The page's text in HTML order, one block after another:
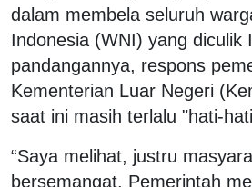
dalam membela seluruh
Indonesia (WNI) yang diculik
pandangannya, respons
Kementerian Luar Negeri
saat ini masih terlalu "hati-
“Saya melihat, justru
bersemangat. Pemerintah